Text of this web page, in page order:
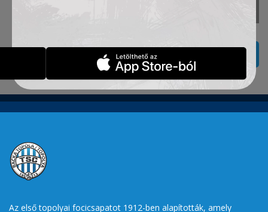
VISSZA A „TRÓFEÁKHOZ”
Az első topolyai focicsapatot 1912-ben alapították, amely